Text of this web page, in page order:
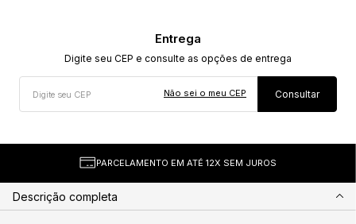
Não sei o meu CEP
PARCELAMENTO EM ATÉ 12X SEM JUROS
Descrição completa